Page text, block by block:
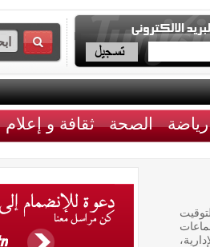
رياضة الصحة ثقافة و إعلام